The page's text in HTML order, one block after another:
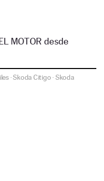
MOTOR desde
·Skoda Citigo ·Skoda